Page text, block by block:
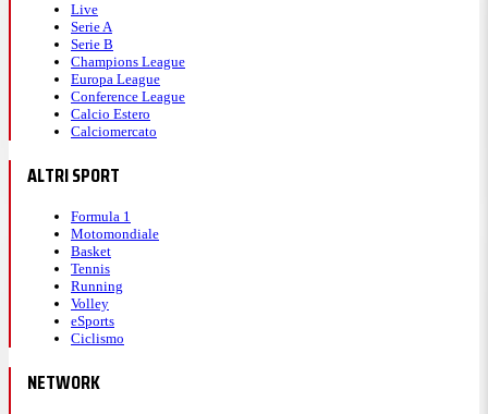
Live
Serie A
Serie B
Champions League
Europa League
Conference League
Calcio Estero
Calciomercato
ALTRI SPORT
Formula 1
Motomondiale
Basket
Tennis
Running
Volley
eSports
Ciclismo
NETWORK